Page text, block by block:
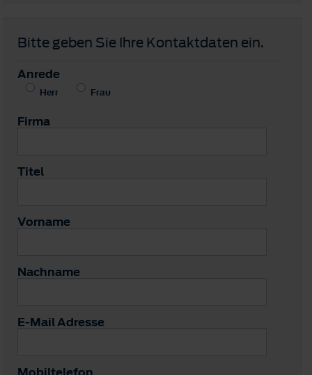
Bitte geben Sie Ihre Kontaktdaten ein.
Anrede
Herr Frau
Firma
Titel
Vorname
Nachname
E-Mail Adresse